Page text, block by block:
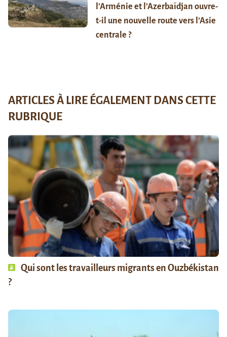
l’Arménie et l’Azerbaïdjan ouvre-
t-il une nouvelle route vers l’Asie
centrale ?
ARTICLES À LIRE ÉGALEMENT DANS CETTE
RUBRIQUE
Qui sont les travailleurs migrants en Ouzbékistan
?